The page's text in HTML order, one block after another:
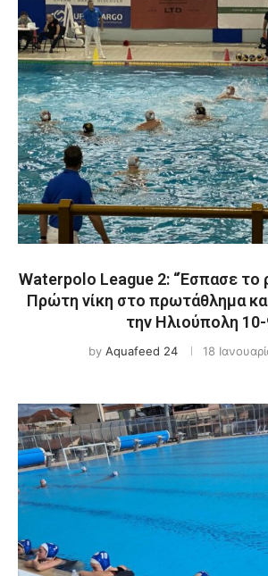
Waterpolo League 2: “Έσπασε το
Πρώτη νίκη στο πρωτάθλημα
την Ηλιούπολη
by Aquafeed 24 18